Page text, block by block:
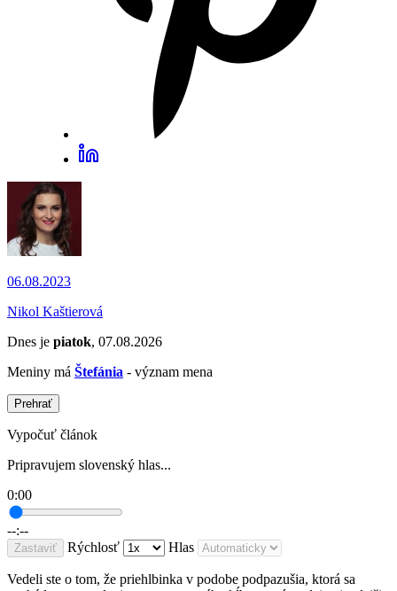
06.08.2023
Nikol Kaštierová
Dnes je piatok, 07.08.2026
Meniny má Štefánia - význam mena
Prehrať
Vypočuť článok
Pripravujem slovenský hlas...
0:00
--:--
Zastaviť Rýchlosť Hlas
Vedeli ste o tom, že priehlbinka v podobe podpazušia, ktorá sa